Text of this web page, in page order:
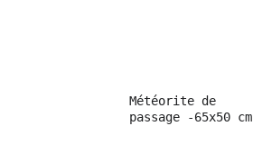
Météorite de
passage -65x50 cm